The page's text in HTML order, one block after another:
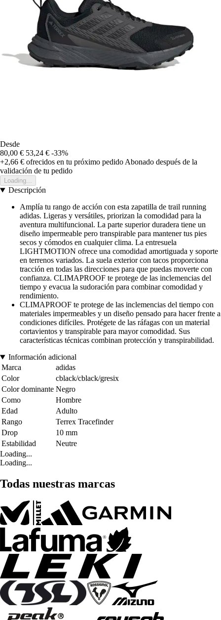
Desde
80,00 € 53,24 € -33%
+2,66 € ofrecidos en tu próximo pedidoAbonado después de la
validación de tu pedido
Loading...
Descripción
Amplía tu rango de acción con esta zapatilla de trail running
adidas. Ligeras y versátiles, priorizan la comodidad para la
aventura multifuncional. La parte superior duradera tiene un
diseño impermeable pero transpirable para mantener tus pies
secos y cómodos en cualquier clima. La entresuela
LIGHTMOTION ofrece una comodidad amortiguada y soporte
en terrenos variados. La suela exterior con tacos proporciona
tracción en todas las direcciones para que puedas moverte con
confianza. CLIMAPROOF te protege de las inclemencias del
tiempo y evacua la sudoración para combinar comodidad y
rendimiento.
CLIMAPROOF te protege de las inclemencias del tiempo con
materiales impermeables y un diseño pensado para hacer frente a
condiciones difíciles. Protégete de las ráfagas con un material
cortavientos y transpirable para mayor comodidad. Sus
características técnicas combinan protección y transpirabilidad.
Información adicional
Marca
adidas
Color
cblack/cblack/gresix
Color dominante Negro
Como
Hombre
Edad
Adulto
Rango
Terrex Tracefinder
Drop
10 mm
Estabilidad
Neutre
Loading...
Loading...
Todas nuestras marcas